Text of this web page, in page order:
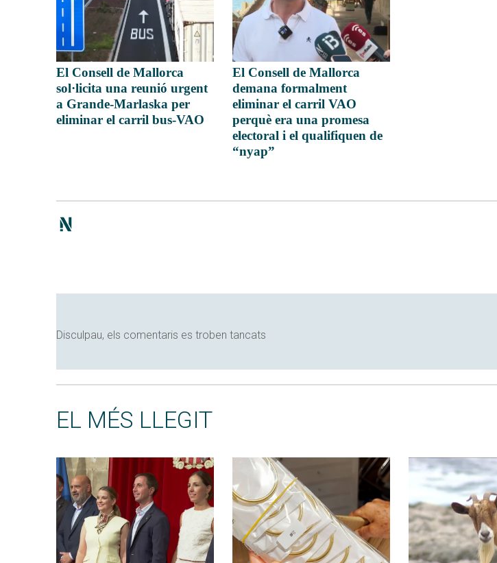
El Consell de Mallorca
sol·licita una reunió urgent
a Grande-Marlaska per
eliminar el carril bus-VAO
El Consell de Mallorca
demana formalment
eliminar el carril VAO
perquè era una promesa
electoral i el qualifiquen de
“nyap”
Disculpau, els comentaris es troben tancats
EL MÉS LLEGIT